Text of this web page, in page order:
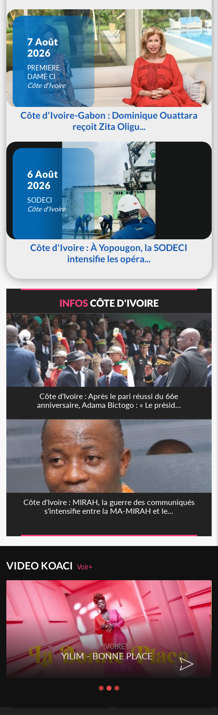
7 Août
2026
PREMIERE
DAME CI
Côte d'Ivoire
Côte d'Ivoire-Gabon : Dominique Ouattara
reçoit Zita Oligu...
6 Août
2026
SODECI
Côte d'Ivoire
Côte d'Ivoire : À Yopougon, la SODECI
intensifie les opéra...
INFOSCÔTE D'IVOIRE
Côte d'Ivoire : Après le pari réussi du 66e
anniversaire, Adama Bictogo : « Le présid...
Côte d'Ivoire : MIRAH, la guerre des communiqués
s'intensifie entre la MA-MIRAH et le...
VIDEO KOACIVoir+
RAP IVOIRE
YILIM - BONNE PLACE